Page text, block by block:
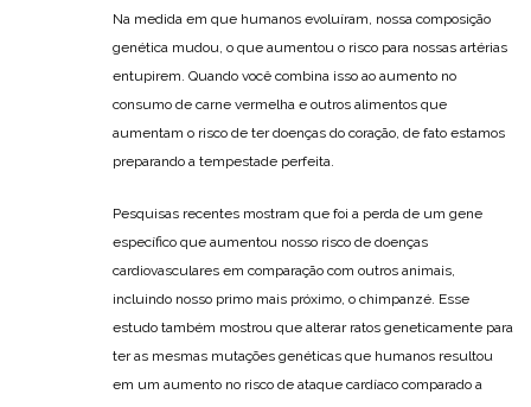
Na medida em que humanos evoluíram, nossa composição
genética mudou, o que aumentou o risco para nossas artérias
entupirem. Quando você combina isso ao aumento no
consumo de carne vermelha e outros alimentos que
aumentam o risco de ter doenças do coração, de fato estamos
preparando a tempestade perfeita.
Pesquisas recentes mostram que foi a perda de um gene
específico que aumentou nosso risco de doenças
cardiovasculares em comparação com outros animais,
incluindo nosso primo mais próximo, o chimpanzé. Esse
estudo também mostrou que alterar ratos geneticamente para
ter as mesmas mutações genéticas que humanos resultou
em um aumento no risco de ataque cardíaco comparado a